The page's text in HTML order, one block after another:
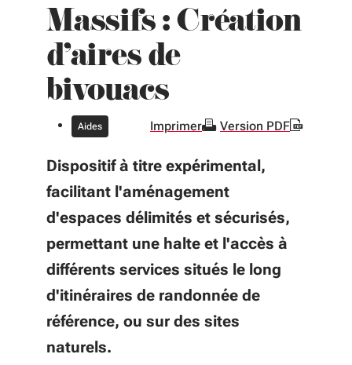
Massifs : Création
d'aires de
bivouacs
Aides Imprimer Version PDF
Dispositif à titre expérimental,
facilitant l'aménagement
d'espaces délimités et sécurisés,
permettant une halte et l'accès à
différents services situés le long
d'itinéraires de randonnée de
référence, ou sur des sites
naturels.